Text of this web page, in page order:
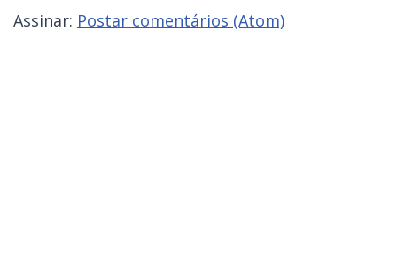
Assinar: Postar comentários (Atom)